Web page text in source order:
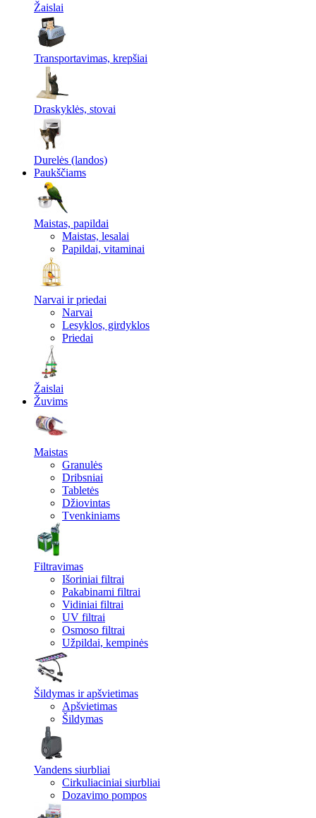
Žaislai
Transportavimas, krepšiai
Draskyklės, stovai
Durelės (landos)
Paukščiams
Maistas, papildai
Maistas, lesalai
Papildai, vitaminai
Narvai ir priedai
Narvai
Lesyklos, girdyklos
Priedai
Žaislai
Žuvims
Maistas
Granulės
Dribsniai
Tabletės
Džiovintas
Tvenkiniams
Filtravimas
Išoriniai filtrai
Pakabinami filtrai
Vidiniai filtrai
UV filtrai
Osmoso filtrai
Užpildai, kempinės
Šildymas ir apšvietimas
Apšvietimas
Šildymas
Vandens siurbliai
Cirkuliaciniai siurbliai
Dozavimo pompos